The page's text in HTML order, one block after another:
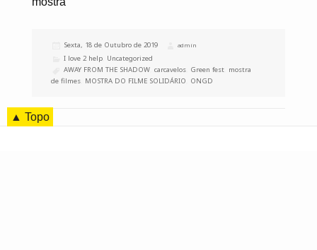
Publicado
Sexta, 18 de Outubro de 2019 Autor
admin
Categorias
I love 2 help Uncategorized
Etiquetas
AWAY FROM THE SHADOW ,carcavelos Green fest mostra
de filmes MOSTRA DO FILME SOLIDÁRIO ONGD
▲ Topo